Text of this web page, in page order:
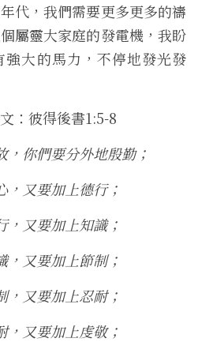
代，我們需要更多更多的禱
屬靈大家庭的發電機，我盼
強大的馬力，不停地發光發
：彼得後書1:5-8
，你們要分外地殷勤；
，又要加上德行；
，又要加上知識；
，又要加上節制；
，又要加上忍耐；
，又要加上虔敬；